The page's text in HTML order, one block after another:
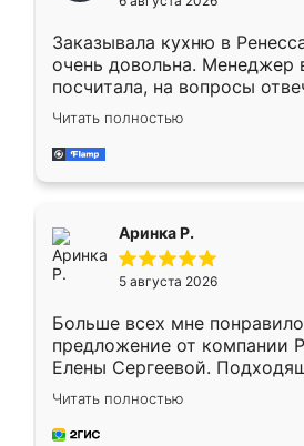
мебели буду заказывать
Заказывала кухню в
очень довольна. Менеджер
посчитала, на вопросы
Замерщик приехал в
делу со всей
за день, ребята работали
Читать полностью
Аринка Р.
5 августа 2026
Больше всех мне
предложение от компании
Елены Сергеевой.
короткие сроки
для замера сотрудник
предложил по моему
Читать полностью